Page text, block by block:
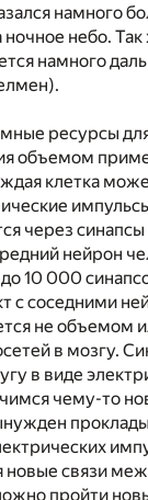
намного
ночное небо.
намного
ресурсы
объемом
клетка
через
нейрон
10 000
с соседними
не объемом
в мозгу.
в виде
чему-то
новые связи
пройти